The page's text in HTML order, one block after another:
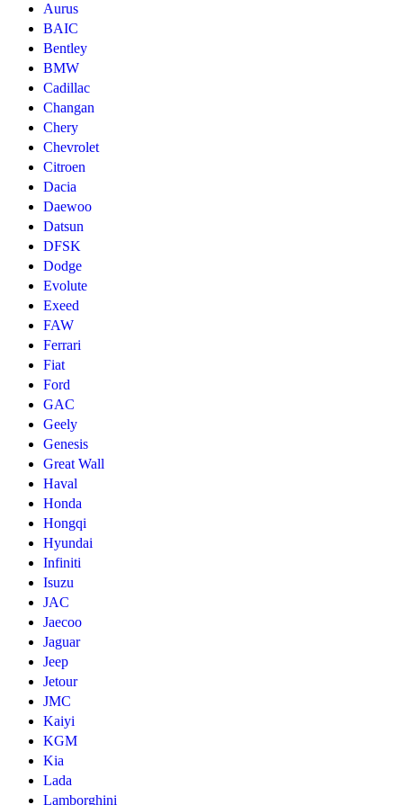
Aurus
BAIC
Bentley
BMW
Cadillac
Changan
Chery
Chevrolet
Citroen
Dacia
Daewoo
Datsun
DFSK
Dodge
Evolute
Exeed
FAW
Ferrari
Fiat
Ford
GAC
Geely
Genesis
Great Wall
Haval
Honda
Hongqi
Hyundai
Infiniti
Isuzu
JAC
Jaecoo
Jaguar
Jeep
Jetour
JMC
Kaiyi
KGM
Kia
Lada
Lamborghini